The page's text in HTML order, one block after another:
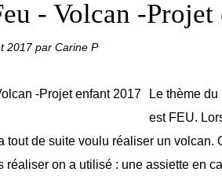
- Volcan -Projet
2017par Carine P
Le thème
est FEU.
tout de suite voulu réaliser un volcan.
réaliser on a utilisé : une assiette en